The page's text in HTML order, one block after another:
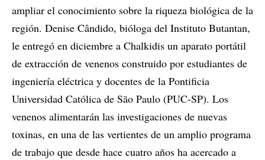
ampliar el conocimiento sobre la riqueza biológica de la
región. Denise Cândido, bióloga del Instituto Butantan,
le entregó en diciembre a Chalkidis un aparato portátil
de extracción de venenos construido por estudiantes de
ingeniería eléctrica y docentes de la Pontificia
Universidad Católica de São Paulo (PUC-SP). Los
venenos alimentarán las investigaciones de nuevas
toxinas, en una de las vertientes de un amplio programa
de trabajo que desde hace cuatro años ha acercado a